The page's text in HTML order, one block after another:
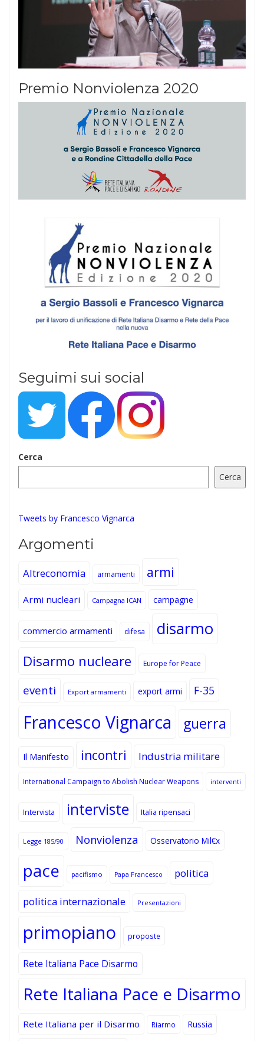
Premio Nonviolenza 2020
Seguimi sui social
Cerca
Cerca
Tweets by Francesco Vignarca
Argomenti
Altreconomia armamenti armi
Armi nucleari Campagna ICAN campagne
commercio armamenti difesa disarmo
Disarmo nucleare Europe for Peace
eventi Export armamenti export armi F-35
Francesco Vignarca guerra
Il Manifesto incontri Industria militare
International Campaign to Abolish Nuclear Weapons interventi
Intervista interviste Italia ripensaci
Legge 185/90 Nonviolenza Osservatorio Mil€x
pace pacifismo Papa Francesco politica
politica internazionale Presentazioni
primopiano proposte
Rete Italiana Pace Disarmo
Rete Italiana Pace e Disarmo
Rete Italiana per il Disarmo Riarmo Russia